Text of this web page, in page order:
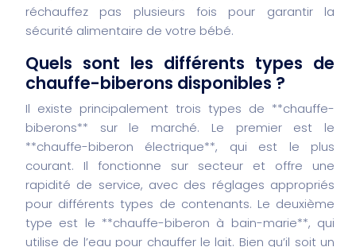
réchauffez pas plusieurs fois pour garantir la
sécurité alimentaire de votre bébé.
Quels sont les différents types de
chauffe-biberons disponibles ?
Il existe principalement trois types de **chauffe-
biberons** sur le marché. Le premier est le
**chauffe-biberon électrique**, qui est le plus
courant. Il fonctionne sur secteur et offre une
rapidité de service, avec des réglages appropriés
pour différents types de contenants. Le deuxième
type est le **chauffe-biberon à bain-marie**, qui
utilise de l’eau pour chauffer le lait. Bien qu’il soit un